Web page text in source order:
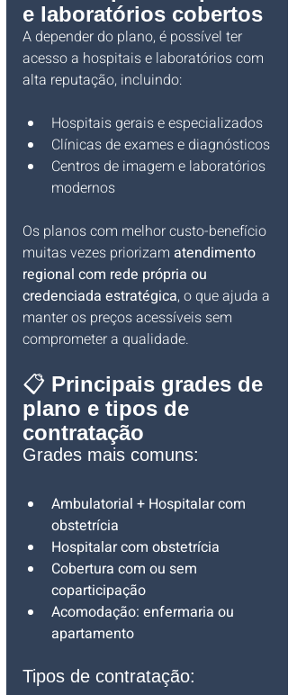
e laboratórios cobertos
A depender do plano, é possível ter
acesso a hospitais e laboratórios com
alta reputação, incluindo:
Hospitais gerais e especializados
Clínicas de exames e diagnósticos
Centros de imagem e laboratórios
modernos
Os planos com melhor custo-benefício
muitas vezes priorizam atendimento
regional com rede própria ou
credenciada estratégica, o que ajuda a
manter os preços acessíveis sem
comprometer a qualidade.
📋 Principais grades de
plano e tipos de
contratação
Grades mais comuns:
Ambulatorial + Hospitalar com
obstetrícia
Hospitalar com obstetrícia
Cobertura com ou sem
coparticipação
Acomodação: enfermaria ou
apartamento
Tipos de contratação: